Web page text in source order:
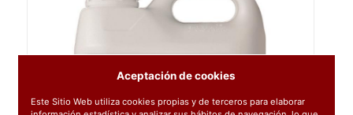
Aceptación de cookies
Este Sitio Web utiliza cookies propias y de terceros para elaborar